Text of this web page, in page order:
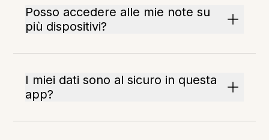
Posso accedere alle mie note su
più dispositivi?
I miei dati sono al sicuro in questa
app?